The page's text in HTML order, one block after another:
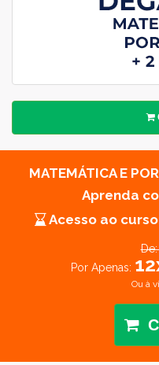
MATEMÁTICA E
Aprenda
Acesso ao
Por Apenas:
Ou à